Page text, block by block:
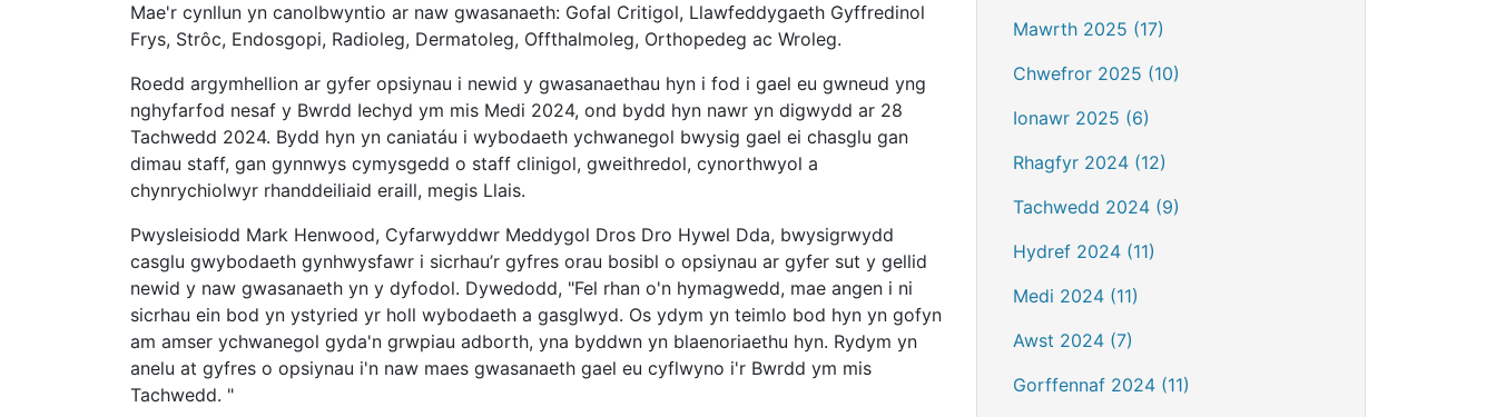
Mae'r cynllun yn canolbwyntio ar naw gwasanaeth: Gofal Critigol, Llawfeddygaeth Gyffredinol
Frys, Strôc, Endosgopi, Radioleg, Dermatoleg, Offthalmoleg, Orthopedeg ac Wroleg.
Roedd argymhellion ar gyfer opsiynau i newid y gwasanaethau hyn i fod i gael eu gwneud yng
nghyfarfod nesaf y Bwrdd Iechyd ym mis Medi 2024, ond bydd hyn nawr yn digwydd ar 28
Tachwedd 2024. Bydd hyn yn caniatáu i wybodaeth ychwanegol bwysig gael ei chasglu gan
dimau staff, gan gynnwys cymysgedd o staff clinigol, gweithredol, cynorthwyol a
chynrychiolwyr rhanddeiliaid eraill, megis Llais.
Pwysleisiodd Mark Henwood, Cyfarwyddwr Meddygol Dros Dro Hywel Dda, bwysigrwydd
casglu gwybodaeth gynhwysfawr i sicrhau’r gyfres orau bosibl o opsiynau ar gyfer sut y gellid
newid y naw gwasanaeth yn y dyfodol. Dywedodd, "Fel rhan o'n hymagwedd, mae angen i ni
sicrhau ein bod yn ystyried yr holl wybodaeth a gasglwyd. Os ydym yn teimlo bod hyn yn gofyn
am amser ychwanegol gyda'n grwpiau adborth, yna byddwn yn blaenoriaethu hyn. Rydym yn
anelu at gyfres o opsiynau i'n naw maes gwasanaeth gael eu cyflwyno i'r Bwrdd ym mis
Tachwedd. "
Mawrth 2025 (17)
Chwefror 2025 (10)
Ionawr 2025 (6)
Rhagfyr 2024 (12)
Tachwedd 2024 (9)
Hydref 2024 (11)
Medi 2024 (11)
Awst 2024 (7)
Gorffennaf 2024 (11)